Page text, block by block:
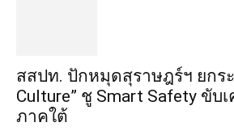
สสปท. ปักหมุดสุราษฎร์ฯ ยกร
Culture” ชู Smart Safety ขับ
ภาคใต้